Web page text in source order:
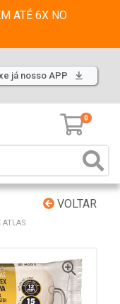
ATÉ 6X NO
já nosso APP
0
VOLTAR
ATLAS